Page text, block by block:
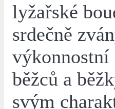
lyžařské
srdečně
výkonnostní
běžců a
svým